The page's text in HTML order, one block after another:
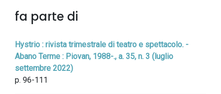
fa parte di
Hystrio : rivista trimestrale di teatro e spettacolo. -
Abano Terme : Piovan, 1988-., a. 35, n. 3 (luglio
settembre 2022)
p. 96-111